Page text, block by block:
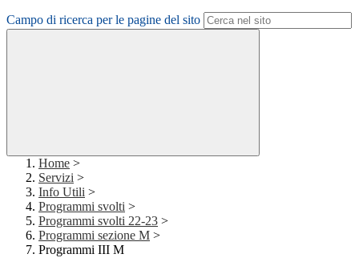
Campo di ricerca per le pagine del sito
Home >
Servizi >
Info Utili >
Programmi svolti >
Programmi svolti 22-23 >
Programmi sezione M >
Programmi III M